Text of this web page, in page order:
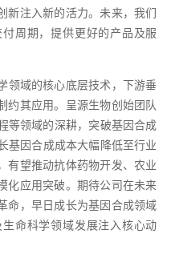
新注入新的活力。未来，我们
周期，提供更好的产品及服
领域的核心底层技术，下游垂
约其应用。呈源生物创始团队
等领域的深耕，突破基因合成
基因合成成本大幅降低至行业
有望推动抗体药物开发、农业
化应用突破。期待公司在未来
命，早日成长为基因合成领域
命科学领域发展注入核心动